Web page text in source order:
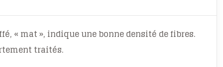
« mat », indique une bonne densité de fibres.
traités.